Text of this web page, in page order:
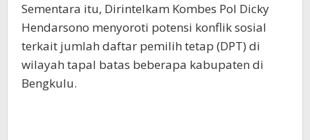
Sementara itu, Dirintelkam Kombes Pol Dicky
Hendarsono menyoroti potensi konflik sosial
terkait jumlah daftar pemilih tetap (DPT) di
wilayah tapal batas beberapa kabupaten di
Bengkulu.